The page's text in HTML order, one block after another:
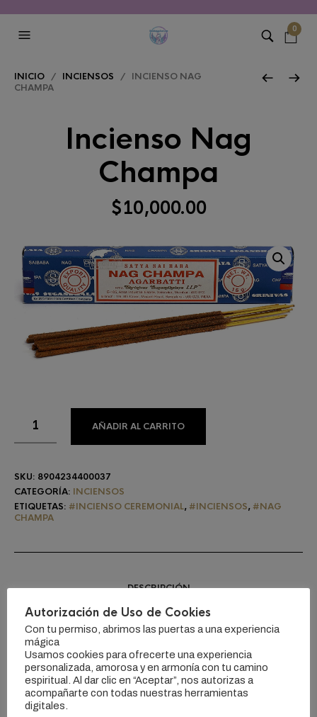
0
INICIO / INCIENSOS / INCIENSO NAG
CHAMPA
Incienso Nag
Champa
$10,000.00
AÑADIR AL CARRITO
SKU: 8904234400037
CATEGORÍA: INCIENSOS
ETIQUETAS: #INCIENSO CEREMONIAL,#INCIENSOS,#NAG
CHAMPA
DESCRIPCIÓN
Algunos de sus ingredientes como base esencial es el
sándalo al cual se le añaden aceites de flores, especias y
resinas además la famosa flor de la champaca, por lo que
su aroma es dulce, floral y oriental. Entre sus propiedades
y beneficios de este incienso podemos destacar que es
ideal para la meditación, relajación, paz, mejora el estado
Autorización de Uso de Cookies
Con tu permiso, abrimos las puertas a una experiencia
mágica
Usamos cookies para ofrecerte una experiencia
personalizada, amorosa y en armonía con tu camino
espiritual. Al dar clic en “Aceptar”, nos autorizas a
acompañarte con todas nuestras herramientas
digitales.